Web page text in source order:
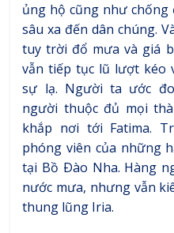
ủng hộ cũng như
sâu xa đến dân chúng.
tuy trời đổ mưa và giá
vẫn tiếp tục lũ lượt kéo
sự lạ. Người ta ước
người thuộc đủ mọi
khắp nơi tới Fatima.
phóng viên của những
tại Bồ Ðào Nha. Hàng
nước mưa, nhưng vẫn
thung lũng Iria.